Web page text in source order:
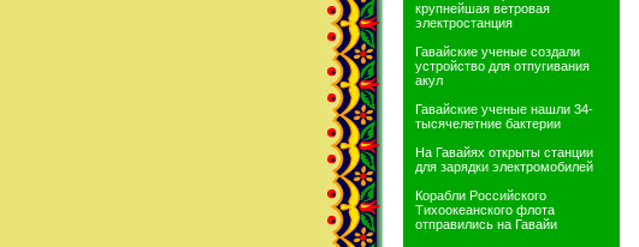
крупнейшая ветровая
электростанция
Гавайские ученые создали
устройство для отпугивания
акул
Гавайские ученые нашли 34-
тысячелетние бактерии
На Гавайях открыты станции
для зарядки электромобилей
Корабли Российского
Тихоокеанского флота
отправились на Гавайи